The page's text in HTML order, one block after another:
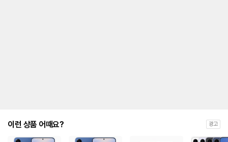
는
대
이런 상품 어때요? 광고